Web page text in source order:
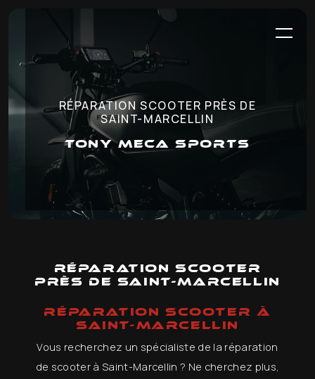
RÉPARATION SCOOTER PRÈS DE
SAINT-MARCELLIN
TONY MECA SPORTS
Réparation scooter
près de Saint-Marcellin
RÉPARATION SCOOTER À
SAINT-MARCELLIN
Vous recherchez un spécialiste de la réparation
de scooter à Saint-Marcellin ? Ne cherchez plus,
Panneau de gestion des cookies